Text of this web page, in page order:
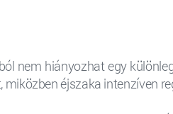
nem hiányozhat egy
éjszaka intenzíven